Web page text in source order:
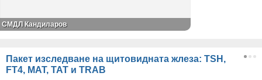
СМДЛ Кандиларов
Пакет изследване на щитовидната жлеза: TSH,
FT4, MAT, TAT и TRAB